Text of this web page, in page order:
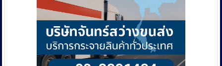
ความ
รุนแรง
และ
มี
ความ
สลับ
ซับ
กลาง
(CIB)